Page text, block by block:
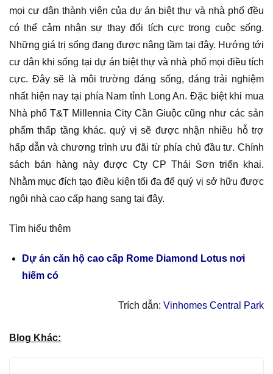
mọi cư dân thành viên của dự án biệt thự và nhà phố đều
có thể cảm nhận sự thay đổi tích cực trong cuộc sống.
Những giá trị sống đang được nâng tầm tại đây. Hướng tới
cư dân khi sống tại dự án biệt thự và nhà phố mọi điều tích
cực. Đây sẽ là môi trường đáng sống, đáng trải nghiệm
nhất hiện nay tại phía Nam tỉnh Long An. Đặc biệt khi mua
Nhà phố T&T Millennia City Cần Giuộc cũng như các sản
phẩm thấp tầng khác. quý vị sẽ được nhận nhiều hỗ trợ
hấp dẫn và chương trình ưu đãi từ phía chủ đầu tư. Chính
sách bán hàng này được Cty CP Thái Sơn triển khai.
Nhằm mục đích tạo điều kiện tối đa để quý vị sở hữu được
ngôi nhà cao cấp hạng sang tại đây.
Tìm hiểu thêm
Dự án căn hộ cao cấp Rome Diamond Lotus nơi
hiếm có
Trích dẫn: Vinhomes Central Park
Blog Khác: